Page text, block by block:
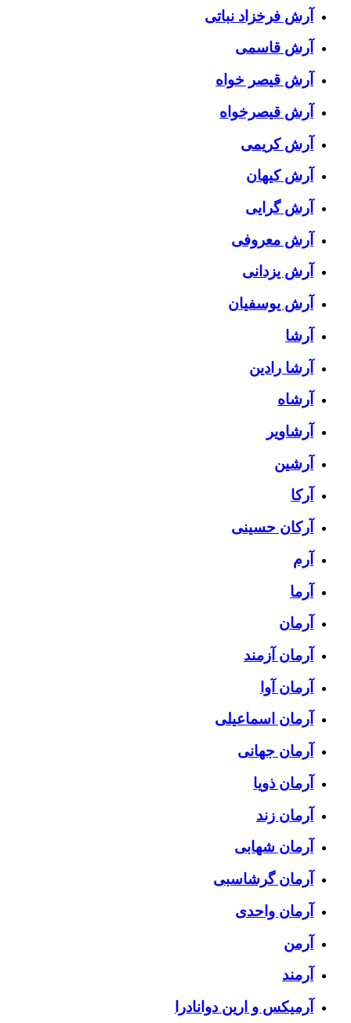
آرش فرخزاد نباتی
آرش قاسمی
آرش قیصر خواه
آرش قیصرخواه
آرش کریمی
آرش کیهان
آرش گرایی
آرش معروفی
آرش یزدانی
آرش یوسفیان
آرشا
آرشا رادین
آرشاه
آرشاویر
آرشین
آرکا
آرکان حسینی
آرم
آرما
آرمان
آرمان آزمند
آرمان آوا
آرمان اسماعیلی
آرمان جهانی
آرمان ذویا
آرمان زند
آرمان شهابی
آرمان گرشاسبی
آرمان واحدی
آرمن
آرمند
آرمیکس و ارین دوانادرا